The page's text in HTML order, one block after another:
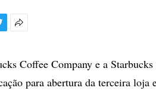
compartilhamento
Coffee Company e a
para abertura da terceira loja